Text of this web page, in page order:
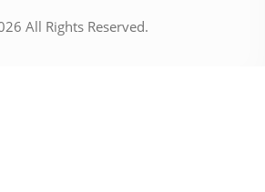
All Rights Reserved.